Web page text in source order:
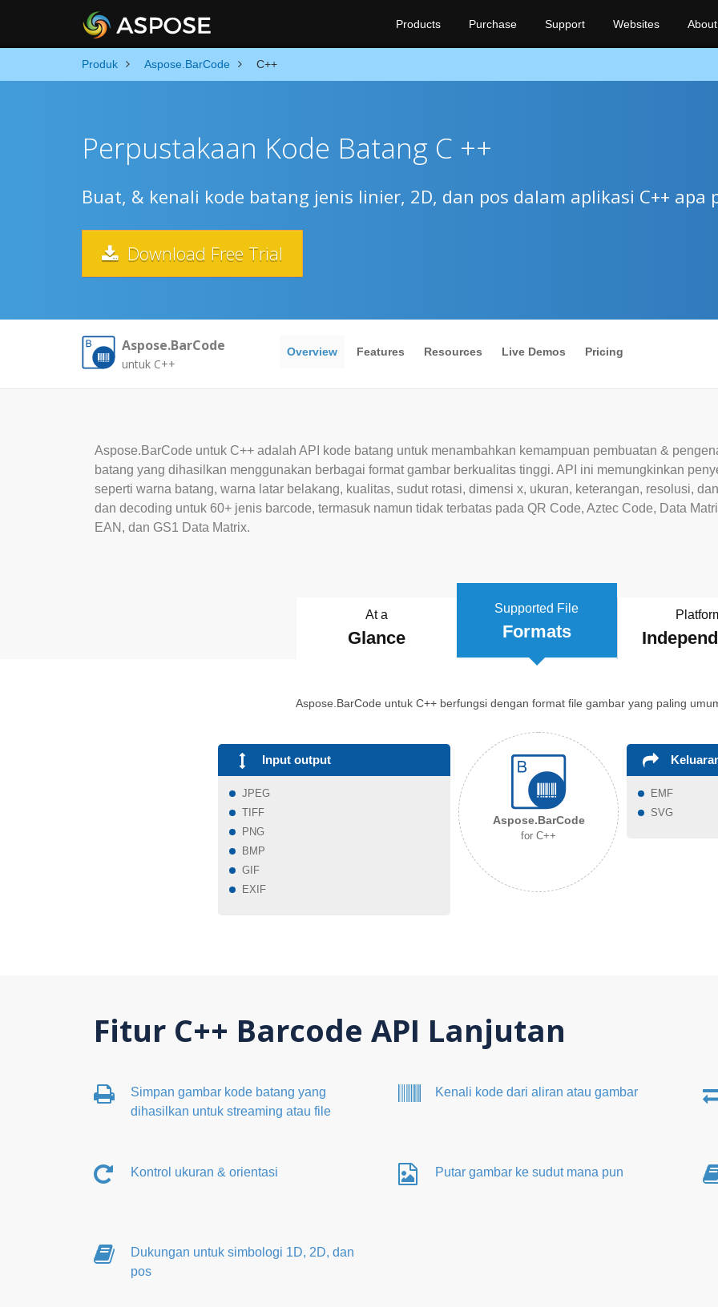
Products Purchase Support Websites About
Produk Aspose.BarCode C++
Perpustakaan Kode Batang C ++
Buat, & kenali kode batang jenis linier, 2D, dan pos dalam aplikasi C++ apa
Download Free Trial
Aspose.BarCode
untuk C++
Overview Features Resources Live Demos Pricing
Aspose.BarCode untuk C++ adalah API kode batang untuk menambahkan kemampuan pembuatan &
batang yang dihasilkan menggunakan berbagai format gambar berkualitas tinggi. API ini memungkinkan
seperti warna batang, warna latar belakang, kualitas, sudut rotasi, dimensi x, ukuran, keterangan, resolusi,
dan decoding untuk 60+ jenis barcode, termasuk namun tidak terbatas pada QR Code, Aztec Code, Data
EAN, dan GS1 Data Matrix.
At a
Glance
Supported File
Formats
Aspose.BarCode untuk C++ berfungsi dengan format file gambar yang paling
Input output
JPEG
TIFF
PNG
BMP
GIF
EXIF
EMF
SVG
Aspose.BarCode
for C++
Fitur C++ Barcode API Lanjutan
Simpan gambar kode batang yang
dihasilkan untuk streaming atau file
Kenali kode dari aliran atau gambar
Kontrol ukuran & orientasi Putar gambar ke sudut mana pun
Dukungan untuk simbologi 1D, 2D, dan
pos